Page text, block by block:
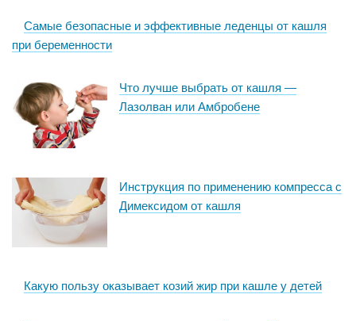
Самые безопасные и эффективные леденцы от кашля
при беременности
Что лучше выбрать от кашля —
Лазолван или Амбробене
Инструкция по применению компресса с
Димексидом от кашля
Какую пользу оказывает козий жир при кашле у детей